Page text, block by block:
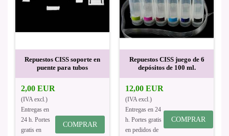
Repuestos CISS soporte en
puente para tubos
2,00 EUR
(IVA excl.)
Entregas en
24 h. Portes
gratis en
COMPRAR
Repuestos CISS juego de 6
depósitos de 100 ml.
12,00 EUR
(IVA excl.)
Entregas en 24
h. Portes gratis
en pedidos de
COMPRAR